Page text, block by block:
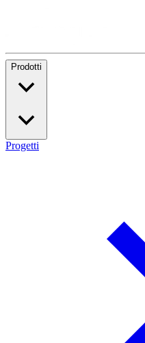
Prodotti
Progetti